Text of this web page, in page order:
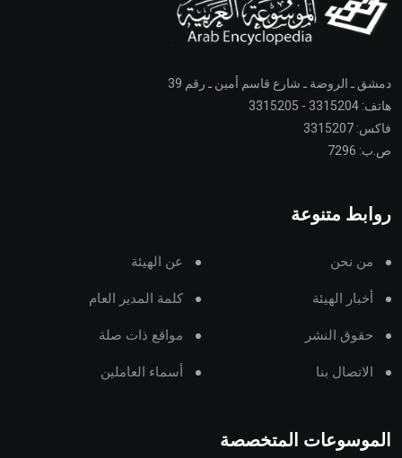
دمشق ـ الروضة ـ شارع قاسم أمين ـ رقم 39
هاتف: 3315204 - 3315205
فاكس: 3315207
ص.ب: 7296
روابط متنوعة
من نحن عن الهيئة
أخبار الهيئة كلمة المدير العام
حقوق النشر مواقع ذات صلة
الاتصال بنا أسماء العاملين
الموسوعات المتخصصة